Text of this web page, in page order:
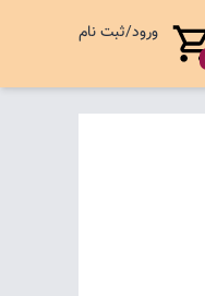
ورود/ثبت نام